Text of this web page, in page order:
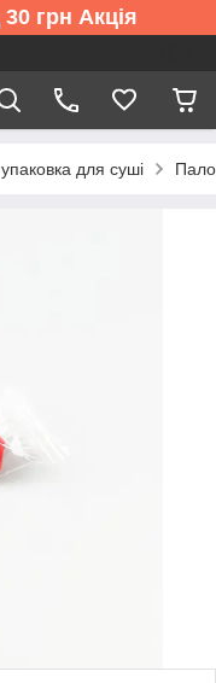
30 грн Акція
для суші